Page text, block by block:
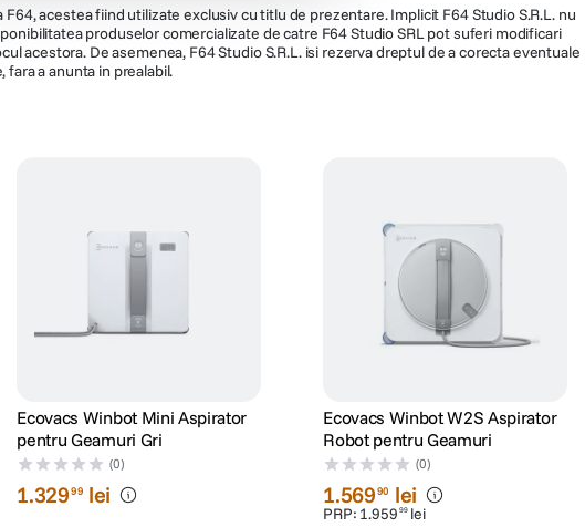
acestea fiind utilizate exclusiv cu titlu de prezentare. Implicit F64 Studio S.R.L. nu
produselor comercializate de catre F64 Studio SRL pot suferi modificari
De asemenea, F64 Studio S.R.L. isi rezerva dreptul de a corecta eventuale
a anunta in prealabil.
Ecovacs Winbot Mini Aspirator
pentru Geamuri Gri
(0)
1.32999 lei
Ecovacs Winbot W2S Aspirator
Robot pentru Geamuri
(0)
1.56990 lei
PRP: 1.959 99 lei